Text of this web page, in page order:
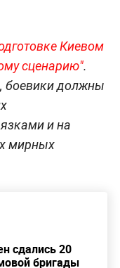
Киевом
сценарию".
боевики должны
и на
мирных
сдались 20
бригады